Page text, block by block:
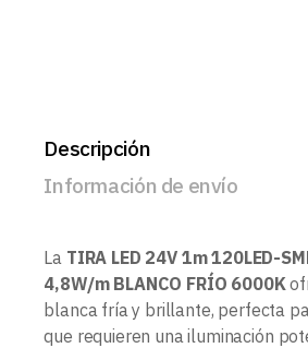
Descripción
Información de envío
La TIRA LED 24V 1m 120LED-
4,8W/m BLANCO FRÍO 6000K
blanca fría y brillante, perfecta
que requieren una iluminación